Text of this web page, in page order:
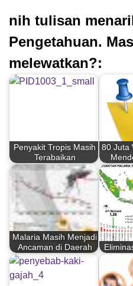
nih tulisan
Pengetahuan.
melewatkan?:
Penyakit Tropis Masih
Terabaikan
80 Juta
Malaria Masih Menjadi
Ancaman di Daerah